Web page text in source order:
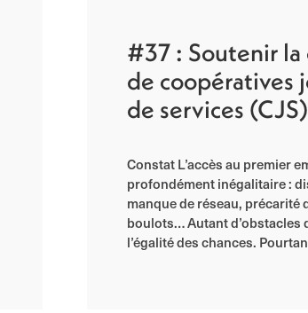
#37 : Soutenir la
de coopératives
de services (CJS)
Constat L’accès au premier
profondément inégalitaire :
manque de réseau, précarité
boulots… Autant d’obstacles
l’égalité des chances.